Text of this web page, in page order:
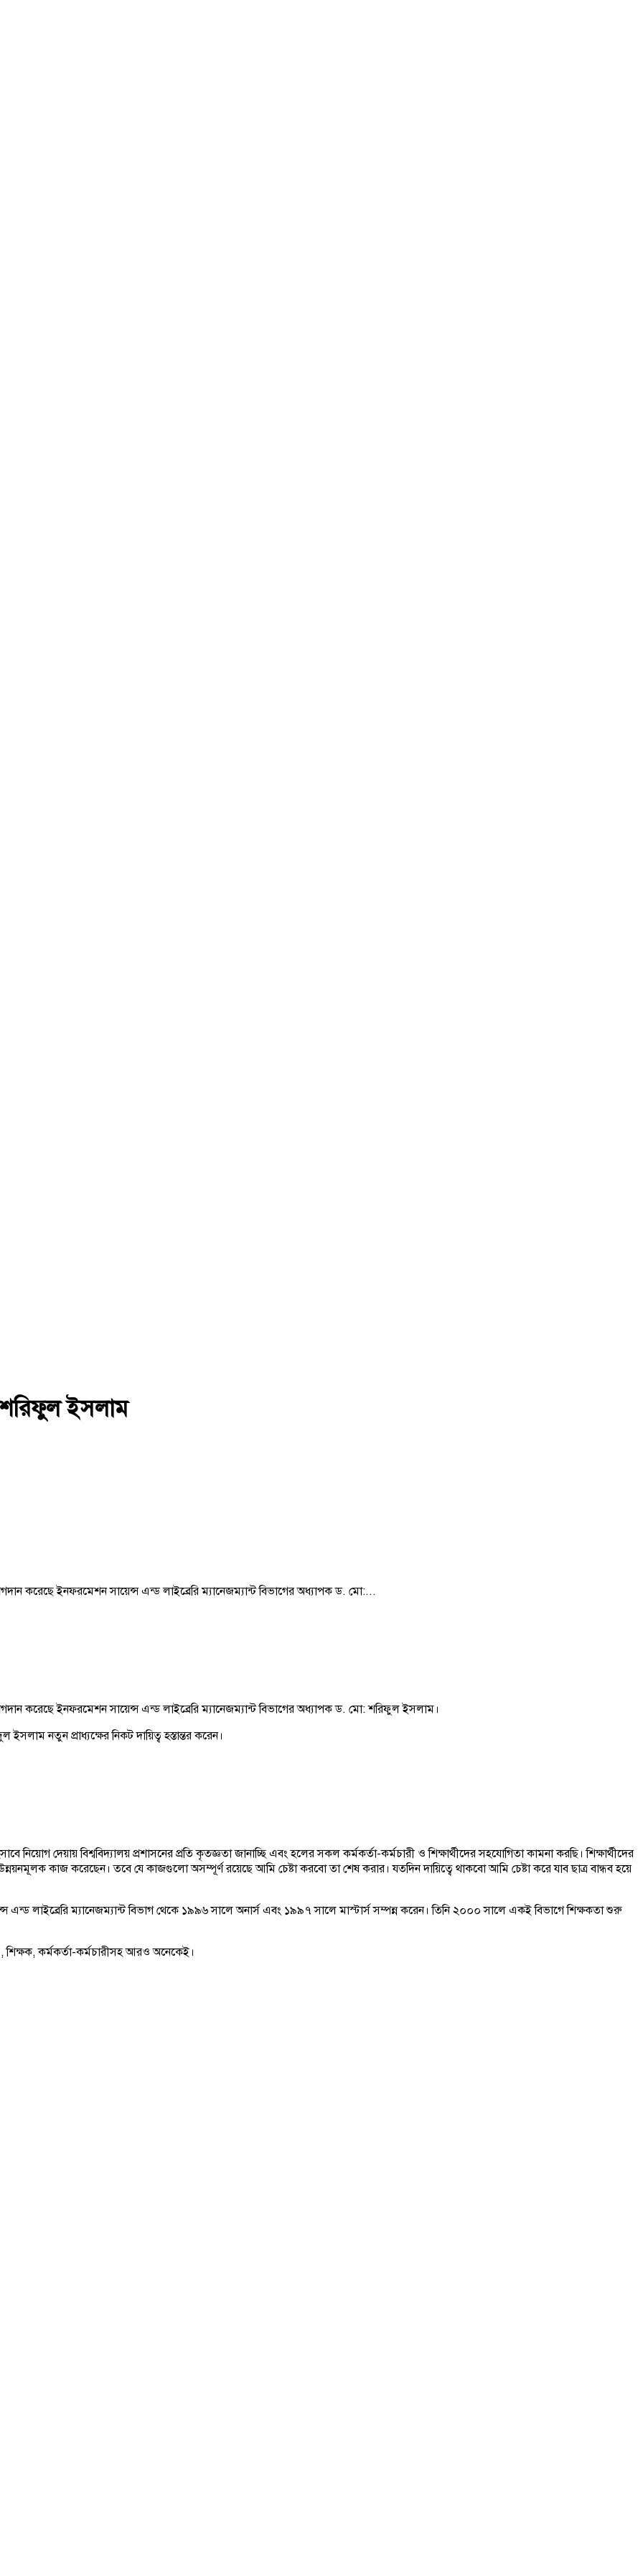
ইসলাম
করেছে ইনফরমেশন সায়েন্স এন্ড লাইব্রেরি ম্যানেজম্যান্ট বিভাগের অধ্যাপক ড. মো:...
করেছে ইনফরমেশন সায়েন্স এন্ড লাইব্রেরি ম্যানেজম্যান্ট বিভাগের অধ্যাপক ড. মো: শরিফুল ইসলাম।
নতুন প্রাধ্যক্ষের নিকট দায়িত্ব হস্তান্তর করেন।
দেয়ায় বিশ্ববিদ্যালয় প্রশাসনের প্রতি কৃতজ্ঞতা জানাচ্ছি এবং হলের সকল কর্মকর্তা-কর্মচারী ও শিক্ষার্থীদের সহযোগিতা কামনা করছি। শিক্ষার্থীদের
কাজ করেছেন। তবে যে কাজগুলো অসম্পূর্ণ রয়েছে আমি চেষ্টা করবো তা শেষ করার। যতদিন দায়িত্বে থাকবো আমি চেষ্টা করে যাব ছাত্র বান্ধব হয়ে
লাইব্রেরি ম্যানেজম্যান্ট বিভাগ থেকে ১৯৯৬ সালে অনার্স এবং ১৯৯৭ সালে মাস্টার্স সম্পন্ন করেন। তিনি ২০০০ সালে একই বিভাগে শিক্ষকতা শুরু
, শিক্ষক, কর্মকর্তা-কর্মচারীসহ আরও অনেকেই।